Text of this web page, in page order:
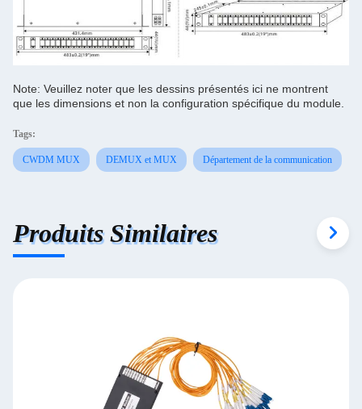
Note: Veuillez noter que les dessins présentés ici ne montrent
que les dimensions et non la configuration spécifique du module.
Tags:
CWDM MUX DEMUX et MUX Département de la communication
Produits Similaires